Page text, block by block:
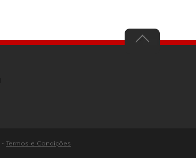
- Termos e Condições